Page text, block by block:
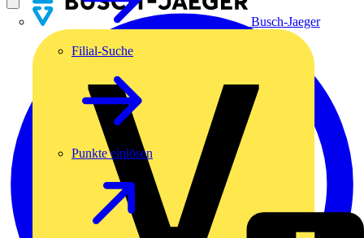
Busch-Jaeger
Filial-Suche
Punkte einlösen